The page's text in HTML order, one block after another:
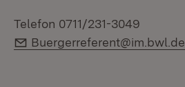
Telefon 0711/231-3049
E-Mail:
Buergerreferent@im.bwl.de